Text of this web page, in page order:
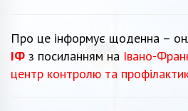
Про це інформує щоденна –
ІФ з посиланням на Івано-
центр контролю та